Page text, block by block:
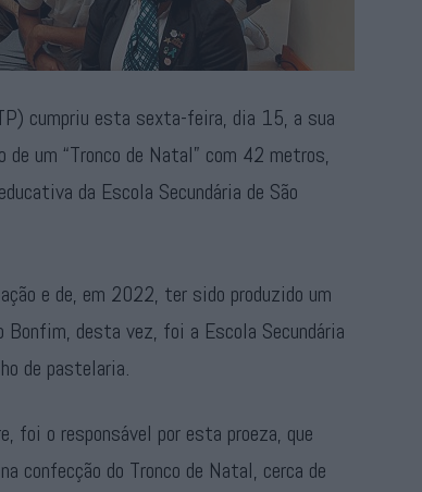
cumpriu esta sexta-feira, dia 15, a sua
um “Tronco de Natal” com 42 metros,
da Escola Secundária de São
e de, em 2022, ter sido produzido um
Bonfim, desta vez, foi a Escola Secundária
de pastelaria.
foi o responsável por esta proeza, que
confecção do Tronco de Natal, cerca de